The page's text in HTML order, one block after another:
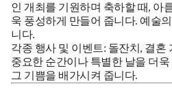
인 개최를 기원하며 축하할 때, 아
욱 풍성하게 만들어 줍니다. 예술
니다.
각종 행사 및 이벤트: 돌잔치, 결혼
중요한 순간이나 특별한 날을 더
그 기쁨을 배가시켜 줍니다.